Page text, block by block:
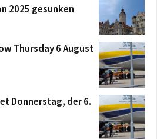
2025 gesunken
Thursday 6 August
Donnerstag, der 6.